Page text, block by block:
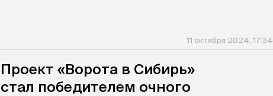
11 октября 2024, 17:34
Проект «Ворота в Сибирь»
стал победителем очного